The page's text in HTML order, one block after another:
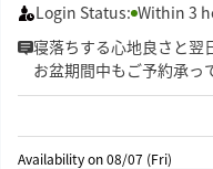
Login Status: Within 3
寝落ちする心地良さと翌
お盆期間中もご予約承っ
昼間はサロンに勤務し
る場合があります🙇‍♂️
Availability on 08/07 (Fri)